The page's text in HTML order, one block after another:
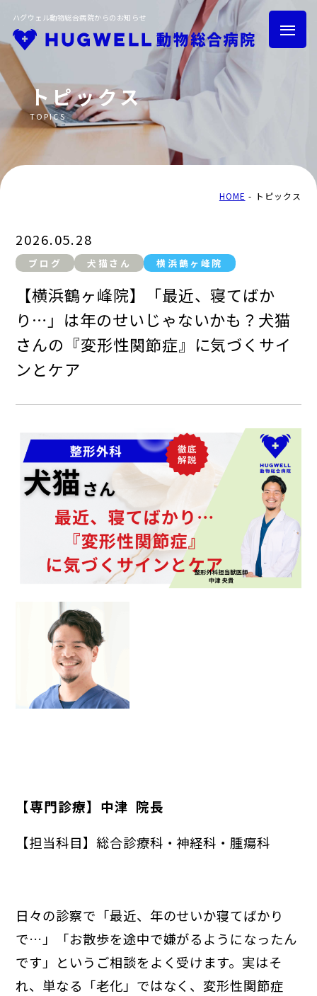
ハグウェル動物総合病院からのお知らせ
HOME
トピックス
採用情報
横浜鶴ヶ峰院
ペットホテル
横浜鶴ヶ峰院
吉川美南院
横浜鶴ヶ峰院
吉川美南院
（2026年5月11日開業）
歯科
神経科 腎泌尿器科
予防医療
避妊・去勢手術 予防ワクチン
トピックス
TOPICS
HOME トピックス
2026.05.28
ブログ 犬猫さん 横浜鶴ヶ峰院
【横浜鶴ヶ峰院】「最近、寝てばか
り…」は年のせいじゃないかも？犬猫
さんの『変形性関節症』に気づくサイ
ンとケア
【専門診療】中津 院長
【担当科目】総合診療科・神経科・腫瘍科
日々の診察で「最近、年のせいか寝てばかり
で…」「お散歩を途中で嫌がるようになったん
です」というご相談をよく受けます。実はそ
れ、単なる「老化」ではなく、変形性関節症